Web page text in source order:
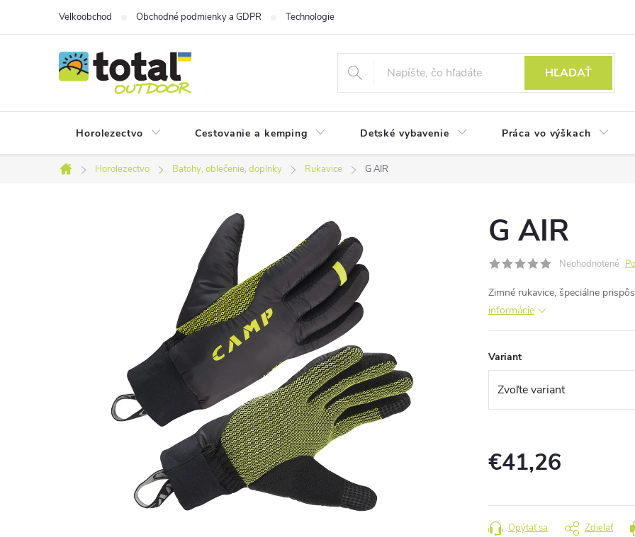
Velkoobchod Obchodné podmienky a GDPR Technologie
HĽADAŤ
Horolezectvo Cestovanie a kemping Detské vybavenie Práca vo výškach
Domov
Horolezectvo Batohy, oblečenie, doplnky Rukavice G AIR
G AIR
Neohodnotené
Zimné rukavice, špeciálne
informácie
Variant
€41,26
Opýtať sa Zdieľať